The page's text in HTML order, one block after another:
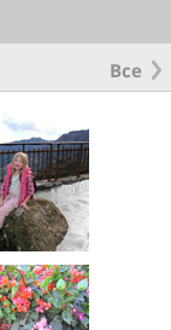
Все